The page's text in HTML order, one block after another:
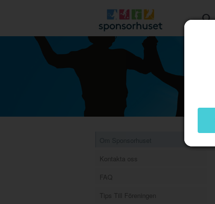
Kontakta oss
FAQ
Tips Till Föreningen